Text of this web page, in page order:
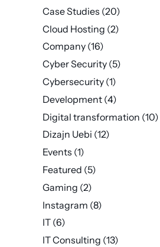
Case Studies (20)
Cloud Hosting (2)
Company (16)
Cyber Security (5)
Cybersecurity (1)
Development (4)
Digital transformation (10)
Dizajn Uebi (12)
Events (1)
Featured (5)
Gaming (2)
Instagram (8)
IT (6)
IT Consulting (13)